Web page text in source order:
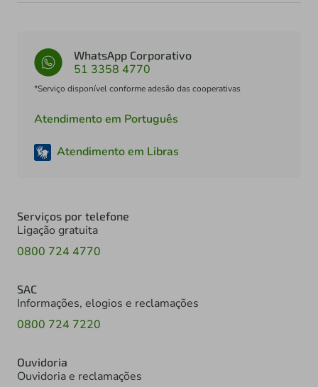
WhatsApp Corporativo
51 3358 4770
*Serviço disponível conforme adesão das cooperativas
Atendimento em Português
Atendimento em Libras
Serviços por telefone
Ligação gratuita
0800 724 4770
SAC
Informações, elogios e reclamações
0800 724 7220
Ouvidoria
Ouvidoria e reclamações